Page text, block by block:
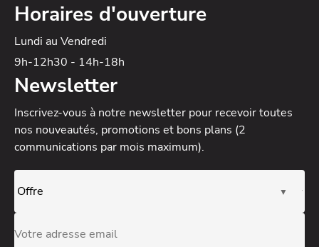
Horaires d'ouverture
Lundi au Vendredi
9h-12h30 - 14h-18h
Newsletter
Inscrivez-vous à notre newsletter pour recevoir toutes
nos nouveautés, promotions et bons plans (2
communications par mois maximum).